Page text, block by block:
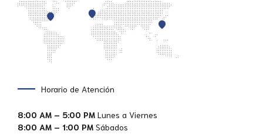
Horario de Atención
8:00 AM – 5:00 PM Lunes a Viernes
8:00 AM – 1:00 PM Sábados